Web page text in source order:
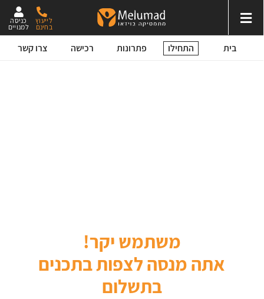
כניסה
למנויים
לייעוץ
בחינם
בית התחילו פתרונות רכישה צרו קשר
משתמש יקר!
אתה מנסה לצפות בתכנים
בתשלום